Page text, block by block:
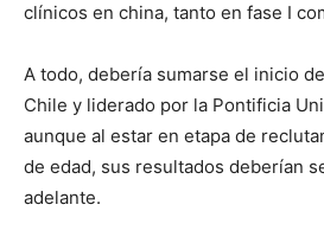
clínicos en china, tanto en fase I
A todo, debería sumarse el inicio
Chile y liderado por la Pontificia
aunque al estar en etapa de
de edad, sus resultados deberían
adelante.